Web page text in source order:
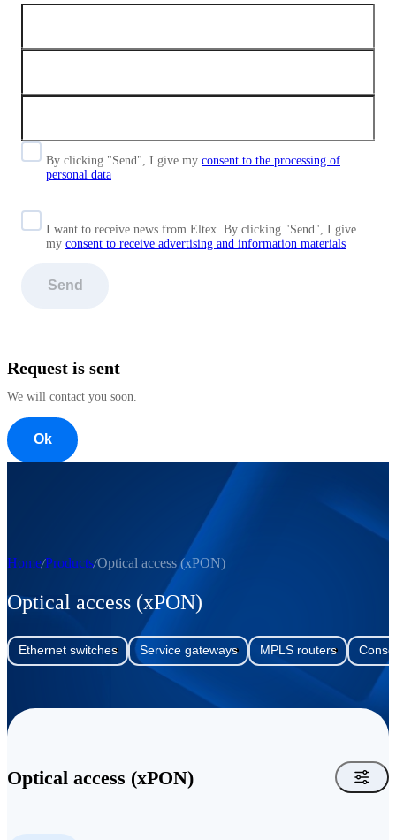
By clicking "Send", I give my consent to the processing of
personal data
I want to receive news from Eltex. By clicking "Send", I give
my consent to receive advertising and information materials
Send
Request is sent
We will contact you soon.
Ok
Home Products Optical access (xPON)
Optical access (xPON)
Ethernet switches Service gateways MPLS routers
Optical access (xPON)